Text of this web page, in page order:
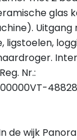
glas
Nr.:
de wijk